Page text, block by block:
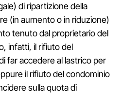
di ripartizione della
(in aumento o in riduzione)
tenuto dal proprietario del
infatti, il rifiuto del
far accedere al lastrico per
il rifiuto del condominio
sulla quota di